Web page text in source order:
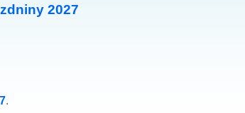
2027
.